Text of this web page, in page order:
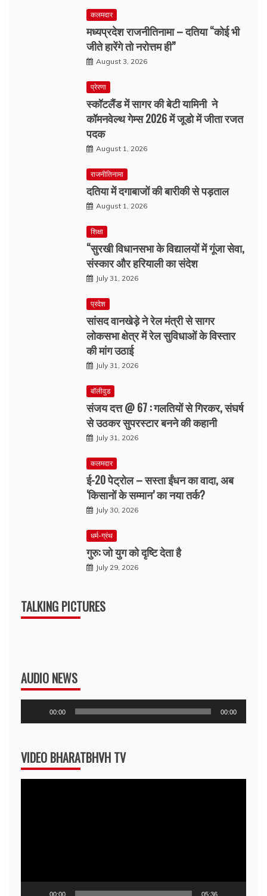
कलमदार
मध्यप्रदेश राजनीतिनामा – दतिया “कोई भी
जीते हारेंगे तो नरोत्तम ही”
August 3, 2026
प्रेरणा
स्कॉटलैंड में सागर की बेटी यामिनी ने
कॉमनवेल्थ गेम्स 2026 में जूडो में जीता रजत
पदक
August 1, 2026
राजनीतिनामा
दतिया में दगाबाजों की बारीकी से पड़ताल
August 1, 2026
शिक्षा
“सुरखी विधानसभा के विद्यालयों में गूंजा सेवा,
संस्कार और हरियाली का संदेश
July 31, 2026
प्रदेश
सांसद वानखेड़े ने रेल मंत्री से सागर
लोकसभा क्षेत्र में रेल सुविधाओं के विस्तार
की मांग उठाई
July 31, 2026
बॉलीवुड
संजय दत्त @ 67 : गलतियों से गिरकर, संघर्ष
से उठकर सुपरस्टार बनने की कहानी
July 31, 2026
कलमदार
ई-20 पेट्रोल – सस्ता ईंधन का वादा, अब
‘किसानों के सम्मान’ का नया तर्क?
July 30, 2026
धर्म-ग्रंथ
गुरु: जो युग को दृष्टि देता है
July 29, 2026
TALKING PICTURES
AUDIO NEWS
Player
00:00 00:00
VIDEO BHARATBHVH TV
00:00 05:36